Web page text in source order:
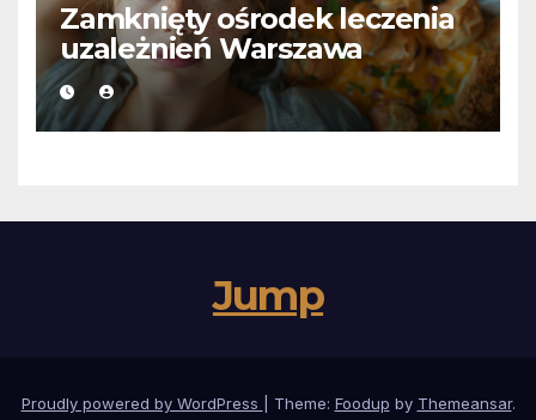
Zamknięty ośrodek leczenia
uzależnień Warszawa
Jump
Proudly powered by WordPress Theme: Foodup by Themeansar.